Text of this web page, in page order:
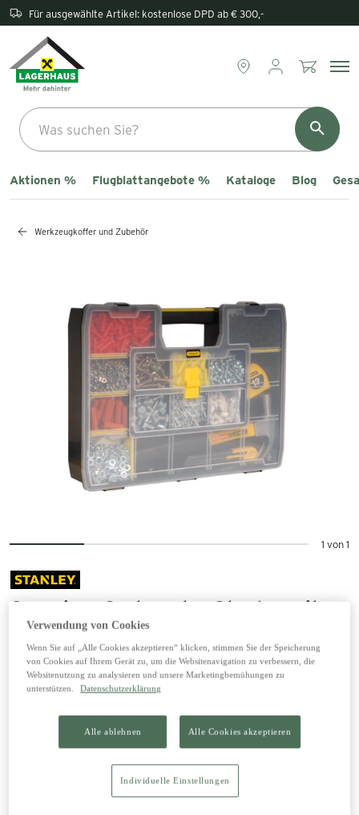
Rückgabe direkt im Lagerhaus
Aktionen % Flugblattangebote % Kataloge Blog
Werkzeugkoffer und Zubehör
1 von 1
Organizer Sortmaster Stanley mit
25 Fächern
21,99 €
inkl. 20% MwSt zzgl. Versand
Verwendung von Cookies
Wenn Sie auf „Alle Cookies akzeptieren“ klicken, stimmen Sie der Speicherung
von Cookies auf Ihrem Gerät zu, um die Websitenavigation zu verbessern, die
Websitenutzung zu analysieren und unsere Marketingbemühungen zu
unterstützen.
Datenschutzerklärung
Alle ablehnen Alle Cookies akzeptieren
Individuelle Einstellungen